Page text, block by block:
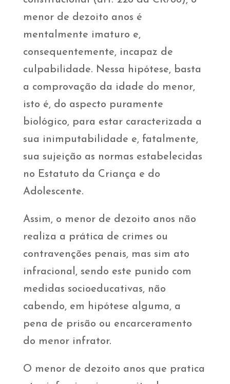
menor de dezoito anos é
mentalmente imaturo e,
consequentemente, incapaz de
culpabilidade. Nessa hipótese, basta
a comprovação da idade do menor,
isto é, do aspecto puramente
biológico, para estar caracterizada a
sua inimputabilidade e, fatalmente,
sua sujeição as normas estabelecidas
no Estatuto da Criança e do
Adolescente.
Assim, o menor de dezoito anos não
realiza a prática de crimes ou
contravenções penais, mas sim ato
infracional, sendo este punido com
medidas socioeducativas, não
cabendo, em hipótese alguma, a
pena de prisão ou encarceramento
do menor infrator.
O menor de dezoito anos que pratica